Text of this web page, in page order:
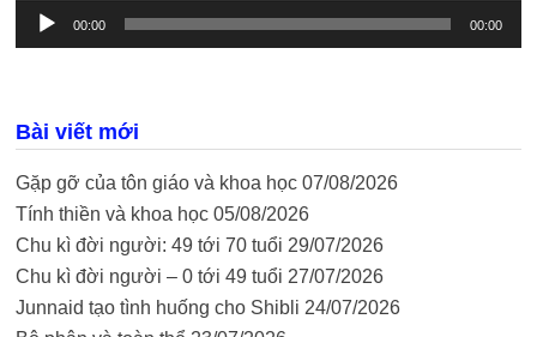
phát
âm
00:00 00:00
Bài viết mới
Gặp gỡ của tôn giáo và khoa học 07/08/2026
Tính thiền và khoa học 05/08/2026
Chu kì đời người: 49 tới 70 tuổi 29/07/2026
Chu kì đời người – 0 tới 49 tuổi 27/07/2026
Junnaid tạo tình huống cho Shibli 24/07/2026